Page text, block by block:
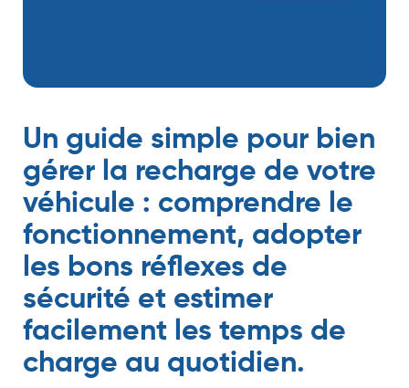
Un guide simple pour bien
gérer la recharge de votre
véhicule : comprendre le
fonctionnement, adopter
les bons réflexes de
sécurité et estimer
facilement les temps de
charge au quotidien.